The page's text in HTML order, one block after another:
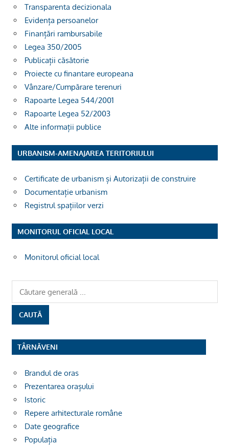
Transparenta decizionala
Evidența persoanelor
Finanțări rambursabile
Legea 350/2005
Publicații căsătorie
Proiecte cu finantare europeana
Vânzare/Cumpărare terenuri
Rapoarte Legea 544/2001
Rapoarte Legea 52/2003
Alte informații publice
URBANISM-AMENAJAREA TERITORIULUI
Certificate de urbanism și Autorizații de construire
Documentație urbanism
Registrul spațiilor verzi
MONITORUL OFICIAL LOCAL
Monitorul oficial local
TÂRNĂVENI
Brandul de oras
Prezentarea orașului
Istoric
Repere arhitecturale române
Date geografice
Populația